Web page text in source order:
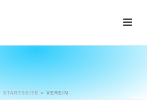
STARTSEITE » VEREIN